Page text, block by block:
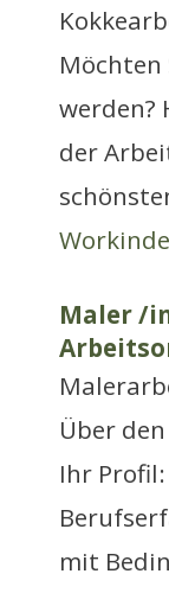
Möchten
werden?
der
Maler /
Über
Ihr
mit